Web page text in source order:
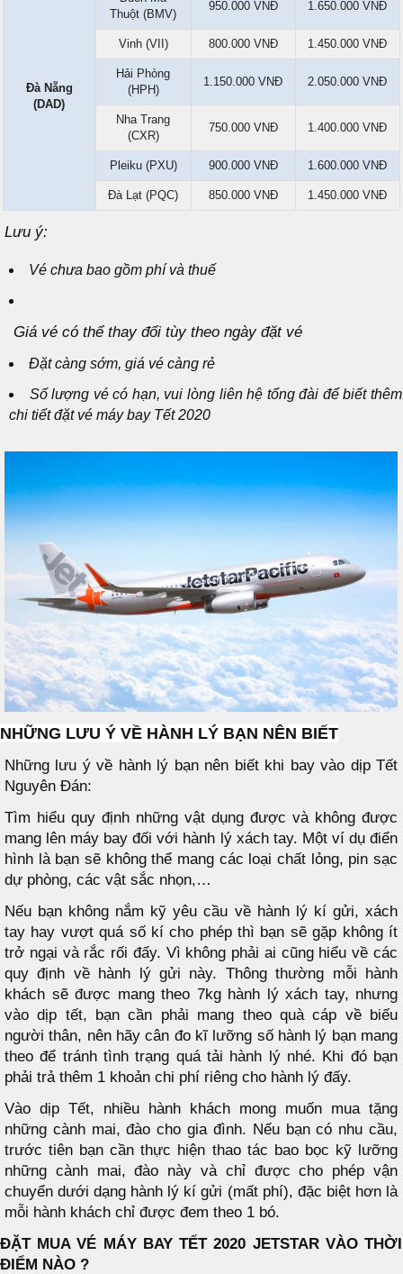
Đà Nẵng
(DAD)
Thuột (BMV)
950.000 VNĐ 1.650.000 VNĐ
Vinh (VII) 800.000 VNĐ 1.450.000 VNĐ
Hải Phòng
(HPH)
1.150.000 VNĐ 2.050.000 VNĐ
Nha Trang
(CXR)
750.000 VNĐ 1.400.000 VNĐ
Pleiku (PXU) 900.000 VNĐ 1.600.000 VNĐ
Đà Lạt (PQC) 850.000 VNĐ 1.450.000 VNĐ
Lưu ý:
Vé chưa bao gồm phí và thuế
Giá vé có thể thay đổi tùy theo ngày đặt vé
Đặt càng sớm, giá vé càng rẻ
Số lượng vé có hạn, vui lòng liên hệ tổng đài để biết thêm
chi tiết đặt vé máy bay Tết 2020
NHỮNG LƯU Ý VỀ HÀNH LÝ BẠN NÊN BIẾT
Những lưu ý về hành lý bạn nên biết khi bay vào dịp Tết
Nguyên Đán:
Tìm hiểu quy định những vật dụng được và không được
mang lên máy bay đối với hành lý xách tay. Một ví dụ điển
hình là bạn sẽ không thể mang các loại chất lỏng, pin sạc
dự phòng, các vật sắc nhọn,…
Nếu bạn không nắm kỹ yêu cầu về hành lý kí gửi, xách
tay hay vượt quá số kí cho phép thì bạn sẽ gặp không ít
trở ngại và rắc rối đấy. Vì không phải ai cũng hiểu về các
quy định về hành lý gửi này. Thông thường mỗi hành
khách sẽ được mang theo 7kg hành lý xách tay, nhưng
vào dịp tết, bạn cần phải mang theo quà cáp về biếu
người thân, nên hãy cân đo kĩ lưỡng số hành lý bạn mang
theo để tránh tình trạng quá tải hành lý nhé. Khi đó bạn
phải trả thêm 1 khoản chi phí riêng cho hành lý đấy.
Vào dịp Tết, nhiều hành khách mong muốn mua tặng
những cành mai, đào cho gia đình. Nếu bạn có nhu cầu,
trước tiên bạn cần thực hiện thao tác bao bọc kỹ lưỡng
những cành mai, đào này và chỉ được cho phép vận
chuyển dưới dạng hành lý kí gửi (mất phí), đặc biệt hơn là
mỗi hành khách chỉ được đem theo 1 bó.
ĐẶT MUA VÉ MÁY BAY TẾT 2020 JETSTAR VÀO THỜI
ĐIỂM NÀO ?